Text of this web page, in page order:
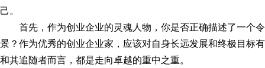
己。
首先，作为创业企业的灵魂人物，你是否正确描述了一个
景？作为优秀的创业企业家，应该对自身长远发展和终极目标
和其追随者而言，都是走向卓越的重中之重。